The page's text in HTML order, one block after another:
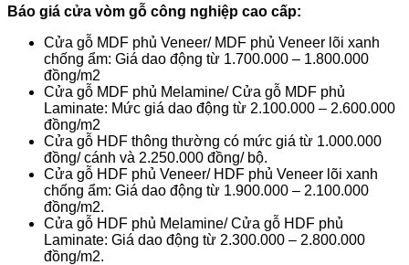
Báo giá cửa vòm gỗ công nghiệp cao cấp:
Cửa gỗ MDF phủ Veneer/ MDF phủ Veneer lõi xanh
chống ẩm: Giá dao động từ 1.700.000 – 1.800.000
đồng/m2
Cửa gỗ MDF phủ Melamine/ Cửa gỗ MDF phủ
Laminate: Mức giá dao động từ 2.100.000 – 2.600.000
đồng/m2
Cửa gỗ HDF thông thường có mức giá từ 1.000.000
đồng/ cánh và 2.250.000 đồng/ bộ.
Cửa gỗ HDF phủ Veneer/ HDF phủ Veneer lõi xanh
chống ẩm: Giá dao động từ 1.900.000 – 2.100.000
đồng/m2.
Cửa gỗ HDF phủ Melamine/ Cửa gỗ HDF phủ
Laminate: Giá dao động từ 2.300.000 – 2.800.000
đồng/m2.